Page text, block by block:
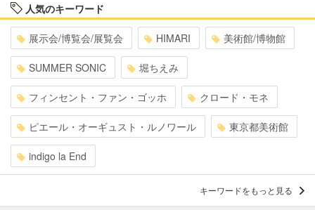
人気のキーワード
展示会/博覧会/展覧会 HIMARI 美術館/博物館
SUMMER SONIC 堀ちえみ
フィンセント・ファン・ゴッホ クロード・モネ
ピエール・オーギュスト・ルノワール 東京都美術館
indigo la End
キーワードをもっと見る